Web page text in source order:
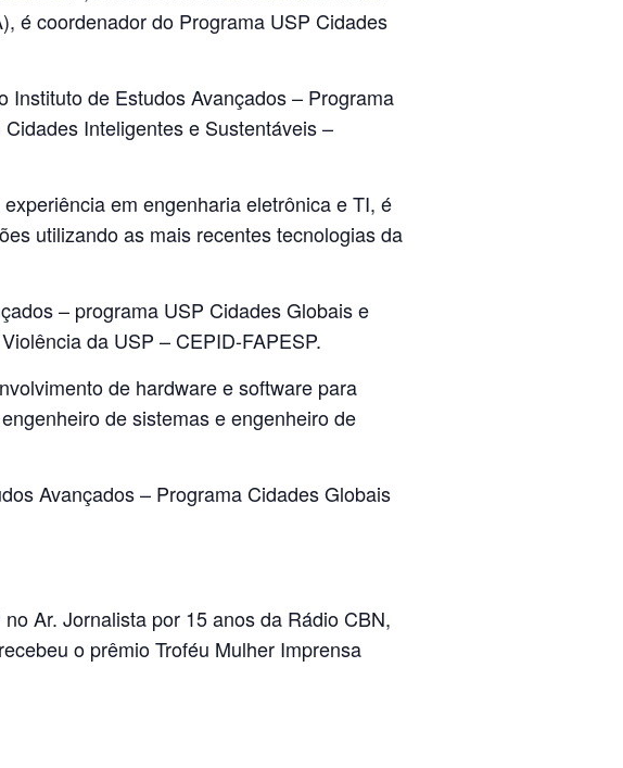
é coordenador do Programa USP Cidades
Instituto de Estudos Avançados – Programa
Inteligentes e Sustentáveis –
em engenharia eletrônica e TI, é
utilizando as mais recentes tecnologias da
– programa USP Cidades Globais e
da USP – CEPID-FAPESP.
de hardware e software para
de sistemas e engenheiro de
Avançados – Programa Cidades Globais
Ar. Jornalista por 15 anos da Rádio CBN,
o prêmio Troféu Mulher Imprensa